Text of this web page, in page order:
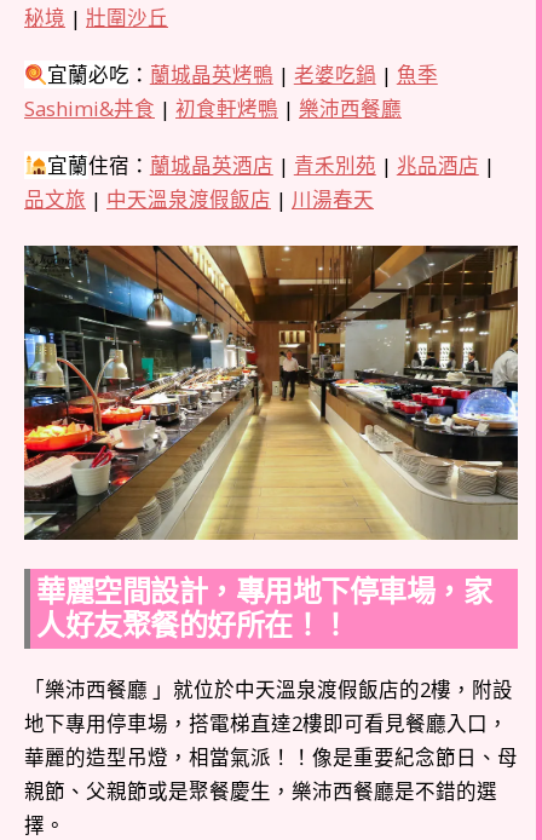
秘境 | 壯圍沙丘
宜蘭必吃 ： 蘭城晶英烤鴨 | 老婆吃鍋 | 魚季
Sashimi&丼食 | 初食軒烤鴨 | 樂沛西餐廳
宜蘭住宿： 蘭城晶英酒店 | 青禾別苑 | 兆品酒店 |
品文旅 | 中天溫泉渡假飯店 | 川湯春天
華麗空間設計，專用地下停車場，家
人好友聚餐的好所在！！
「樂沛西餐廳 」就位於中天溫泉渡假飯店的2樓，附設
地下專用停車場，搭電梯直達2樓即可看見餐廳入口，
華麗的造型吊燈，相當氣派！！像是重要紀念節日、母
親節、父親節或是聚餐慶生，樂沛西餐廳是不錯的選
擇。